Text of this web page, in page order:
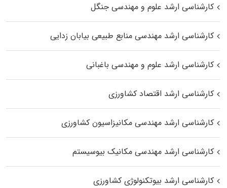
کارشناسی ارشد علوم و مهندسی جنگل
کارشناسی ارشد مهندسی منابع طبیعی بیابان زدایی
کارشناسی ارشد علوم و مهندسی باغبانی
کارشناسی ارشد اقتصاد کشاورزی
کارشناسی ارشد مهندسی مکانیزاسیون کشاورزی
کارشناسی ارشد مهندسی مکانیک بیوسیستم
کارشناسی ارشد بیوتکنولوژی کشاورزی